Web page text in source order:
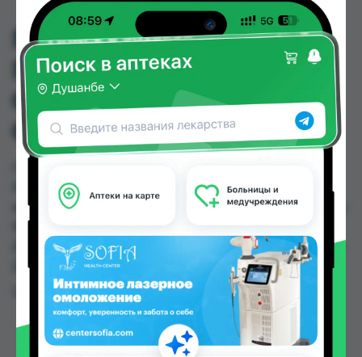
ГУБКА ДЛЯ МЫТЬЯ
ПОСУДЫ
СТАНДАРТНАЯ NEW
CITY 1ШТ
NEW CITY 1ШТ можно купить или заказать в
аптеках, Аслфарм №6, Ватан №1, Ватан №2, Дору
Дору фарм №7 по цене от 0.51 TJS до 35.00 TJS в
Душанбе и других городах Таджикистана
Цена: от0.51 TJS